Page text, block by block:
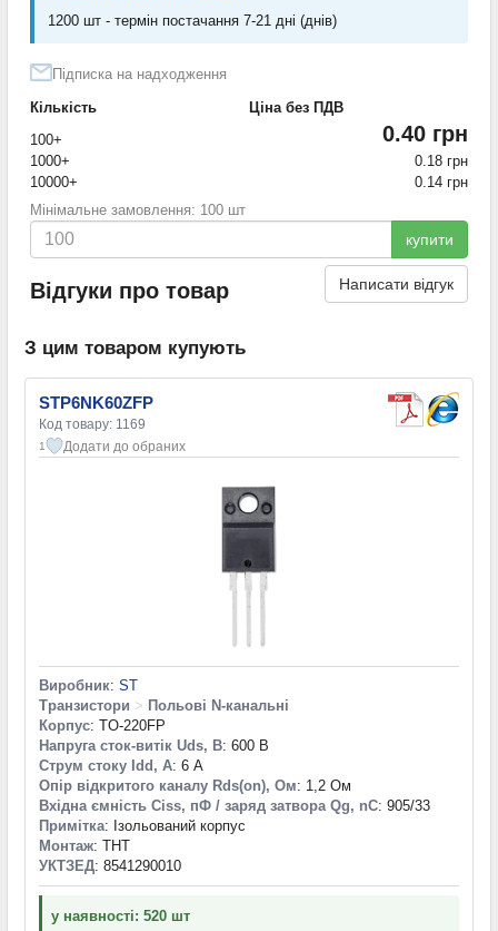
1200 шт - термін постачання 7-21 дні (днів)
Підписка на надходження
Кількість
Ціна без ПДВ
100+
0.40 грн
1000+
0.18 грн
10000+
0.14 грн
Мінімальне замовлення: 100 шт
купити
Відгуки про товар Написати відгук
З цим товаром купують
STP6NK60ZFP
Код товару: 1169
1 Додати до обраних
Виробник: ST
Транзистори > Польові N-канальні
Корпус: TO-220FP
Напруга сток-витік Uds, В: 600 В
Струм стоку Idd, А: 6 А
Опір відкритого каналу Rds(on), Ом: 1,2 Ом
Вхідна ємність Ciss, пФ / заряд затвора Qg, nC: 905/33
Примітка: Ізольований корпус
Монтаж: THT
УКТЗЕД: 8541290010
у наявності: 520 шт